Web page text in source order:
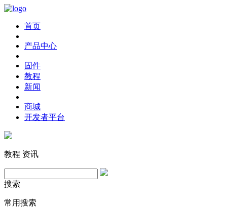
首页
产品中心
固件
教程
新闻
商城
开发者平台
教程 资讯
搜索
常用搜索